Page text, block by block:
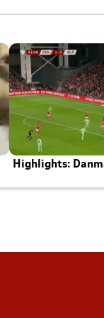
Highlights: